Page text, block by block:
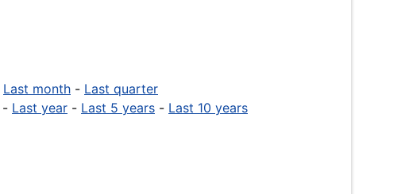
Last month - Last quarter
- Last year - Last 5 years - Last 10 years